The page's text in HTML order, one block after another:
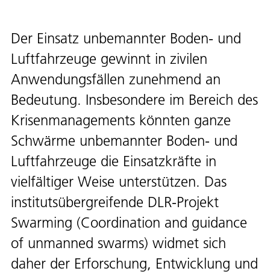
Der Einsatz unbemannter Boden- und
Luftfahrzeuge gewinnt in zivilen
Anwendungsfällen zunehmend an
Bedeutung. Insbesondere im Bereich des
Krisenmanagements könnten ganze
Schwärme unbemannter Boden- und
Luftfahrzeuge die Einsatzkräfte in
vielfältiger Weise unterstützen. Das
institutsübergreifende DLR-Projekt
Swarming (Coordination and guidance
of unmanned swarms) widmet sich
daher der Erforschung, Entwicklung und